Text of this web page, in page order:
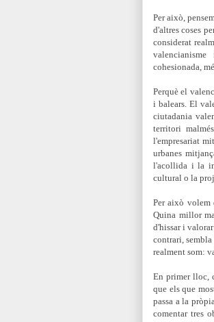
Per això,
d'altres coses
considerat
cohesionada,
Perquè el
i balears. El
ciutadania
territori
l'empresariat
urbanes
l'acollida i la
cultural o la
Per això volem
Quina millor
d'hissar i
contrari,
realment som:
En primer lloc,
que els que
passa a la
comentar tres